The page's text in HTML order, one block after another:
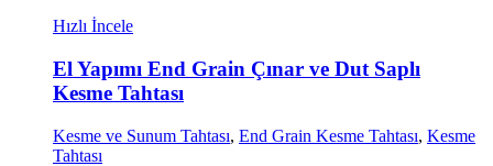
Hızlı İncele
El Yapımı End Grain Çınar ve Dut Saplı
Kesme Tahtası
Kesme ve Sunum Tahtası, End Grain Kesme Tahtası, Kesme
Tahtası